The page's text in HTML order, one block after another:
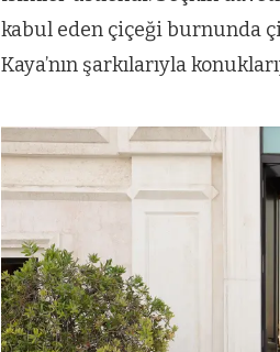
kabul eden çiçeği burnunda
Kaya’nın şarkılarıyla